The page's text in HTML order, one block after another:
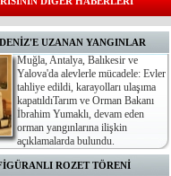
UZANAN YANGINLAR
Muğla, Antalya, Balıkesir ve
Yalova'da alevlerle mücadele: Evler
tahliye edildi, karayolları ulaşıma
kapatıldıTarım ve Orman Bakanı
İbrahim Yumaklı, devam eden
orman yangınlarına ilişkin
açıklamalarda bulundu.
ROZET TÖRENİ